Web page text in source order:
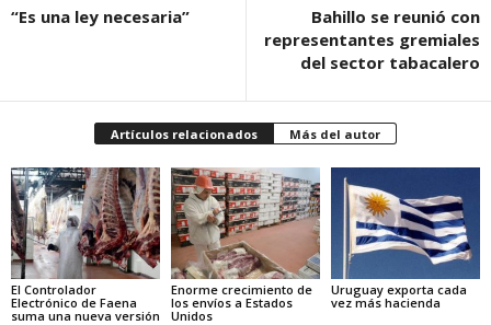
“Es una ley necesaria”
Bahillo se reunió con
representantes gremiales
del sector tabacalero
Artículos relacionados Más del autor
El Controlador
Electrónico de Faena
suma una nueva versión
Enorme crecimiento de
los envíos a Estados
Unidos
Uruguay exporta cada
vez más hacienda